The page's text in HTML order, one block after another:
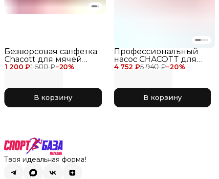
1 200 ₽1 500 ₽−20%
Безворсовая салфетка
Chacott для мячей
художественной
В корзину
4 752 ₽5 940 ₽−20%
Профессиональный
насос CHACOTT для
мячей
В корзину
Твоя идеальная форма!